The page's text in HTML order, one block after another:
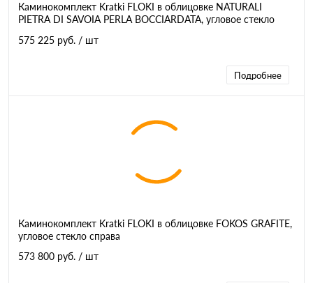
Каминокомплект Kratki FLOKI в облицовке NATURALI
PIETRA DI SAVOIA PERLA BOCCIARDATA, угловое стекло
575 225 руб. / шт
Подробнее
Каминокомплект Kratki FLOKI в облицовке FOKOS GRAFITE,
угловое стекло справа
573 800 руб. / шт